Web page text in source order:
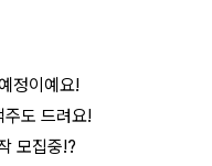
정이예요!
주도 드려요!
모집중!?